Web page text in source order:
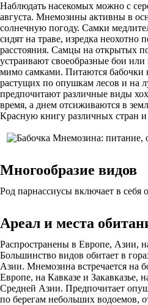
Наблюдать насекомых можно с
августа. Мнемозины активны в
солнечную погоду. Самки
сидят на траве, изредка неохотно
расстояния. Самцы на открытых
устраивают своеобразные бои
мимо самками. Питаются бабочки
растущих по опушкам лесов и на
предпочитают различные виды
время, а днем отсиживаются в
Красную книгу различных стран и
Многообразие видов
Род парнассиусы включает в себя
Ареал и места
Распространены в Европе, Азии,
Большинство видов обитает в
Азии. Мнемозина встречается на
Европе, на Кавказе и Закавказье,
Средней Азии. Предпочитает
по берегам небольших водоемов,